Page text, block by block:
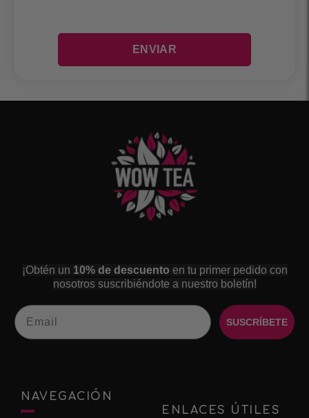
¡Obtén un 10% de descuento en tu primer pedido con
nosotros suscribiéndote a nuestro boletín!
Email
SUSCRÍBETE
NAVEGACIÓN
ENLACES ÚTILES